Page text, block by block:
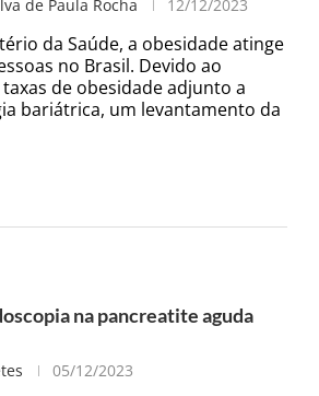
de Paula Rocha 12/12/2023
da Saúde, a obesidade atinge
no Brasil. Devido ao
de obesidade adjunto a
bariátrica, um levantamento da
na pancreatite aguda
05/12/2023